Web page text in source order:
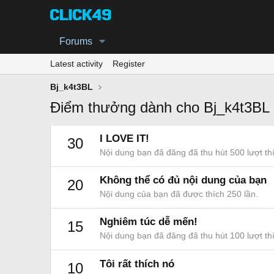
Forums
Latest activity Register
Bj_k4t3BL
Điểm thưởng dành cho Bj_k4t3BL
30 I LOVE IT!
Nội dung bạn đã đăng đã thu hút 500 lượt
20 Không thể có đủ nội dung của bạn
Nội dung của bạn đã được thích 250 lần.
15 Nghiêm túc dễ mến!
Nội dung bạn đã đăng đã thu hút 100 lượt
10 Tôi rất thích nó